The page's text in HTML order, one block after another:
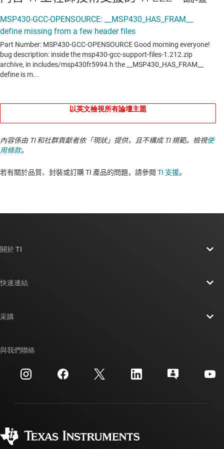
以英文檢視所有論壇主題
內容係由 TI 和社群貢獻者依「現狀」提供，且不構成 TI 規範。檢視使
用條款。
若有關於品質、封裝或訂購 TI 產品的問題，請參閱 TI 支援。​​​​​​​​​​​​​​
關於 TI
投資人關系
製造
快速連結
交互參考搜索
客戶支援中心
myTI 帳戶常見問題解答
采購
訂購 FAQ
與我們聯絡